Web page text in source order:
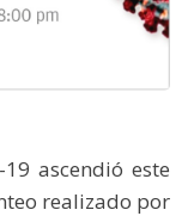
ascendió este
realizado por